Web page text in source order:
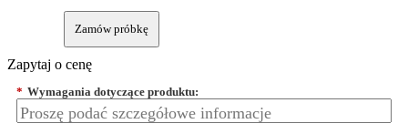
Zamów próbkę
Zapytaj o cenę
* Wymagania dotyczące produktu: